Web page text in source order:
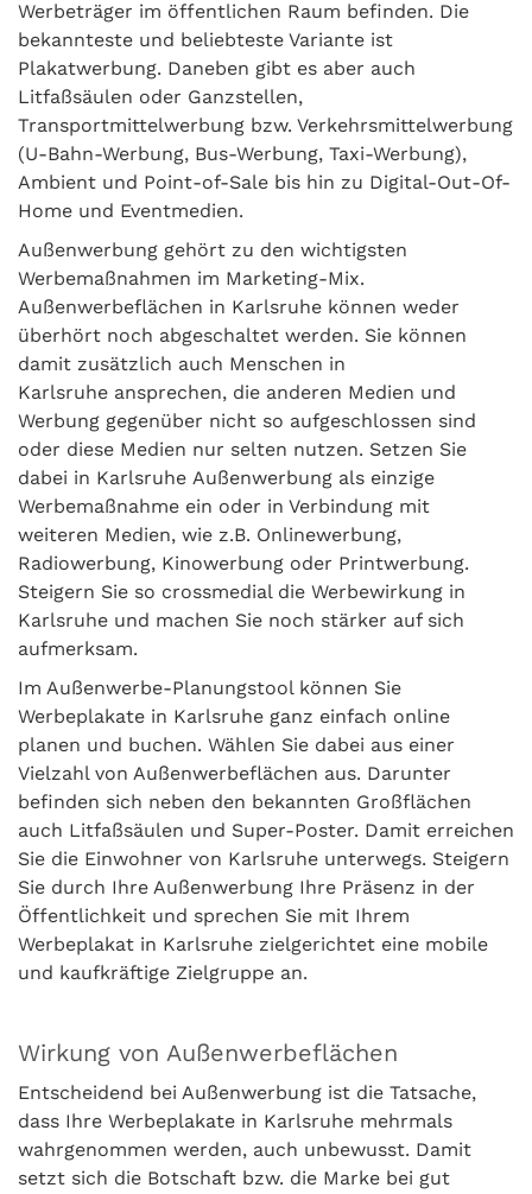
Werbeträger im öffentlichen Raum befinden. Die
bekannteste und beliebteste Variante ist
Plakatwerbung. Daneben gibt es aber auch
Litfaßsäulen oder Ganzstellen,
Transportmittelwerbung bzw. Verkehrsmittelwerbung
(U-Bahn-Werbung, Bus-Werbung, Taxi-Werbung),
Ambient und Point-of-Sale bis hin zu Digital-Out-Of-
Home und Eventmedien.
Außenwerbung gehört zu den wichtigsten
Werbemaßnahmen im Marketing-Mix.
Außenwerbeflächen in Karlsruhe können weder
überhört noch abgeschaltet werden. Sie können
damit zusätzlich auch Menschen in
Karlsruhe ansprechen, die anderen Medien und
Werbung gegenüber nicht so aufgeschlossen sind
oder diese Medien nur selten nutzen. Setzen Sie
dabei in Karlsruhe Außenwerbung als einzige
Werbemaßnahme ein oder in Verbindung mit
weiteren Medien, wie z.B. Onlinewerbung,
Radiowerbung, Kinowerbung oder Printwerbung.
Steigern Sie so crossmedial die Werbewirkung in
Karlsruhe und machen Sie noch stärker auf sich
aufmerksam.
Im Außenwerbe-Planungstool können Sie
Werbeplakate in Karlsruhe ganz einfach online
planen und buchen. Wählen Sie dabei aus einer
Vielzahl von Außenwerbeflächen aus. Darunter
befinden sich neben den bekannten Großflächen
auch Litfaßsäulen und Super-Poster. Damit erreichen
Sie die Einwohner von Karlsruhe unterwegs. Steigern
Sie durch Ihre Außenwerbung Ihre Präsenz in der
Öffentlichkeit und sprechen Sie mit Ihrem
Werbeplakat in Karlsruhe zielgerichtet eine mobile
und kaufkräftige Zielgruppe an.
Wirkung von Außenwerbeflächen
Entscheidend bei Außenwerbung ist die Tatsache,
dass Ihre Werbeplakate in Karlsruhe mehrmals
wahrgenommen werden, auch unbewusst. Damit
setzt sich die Botschaft bzw. die Marke bei gut